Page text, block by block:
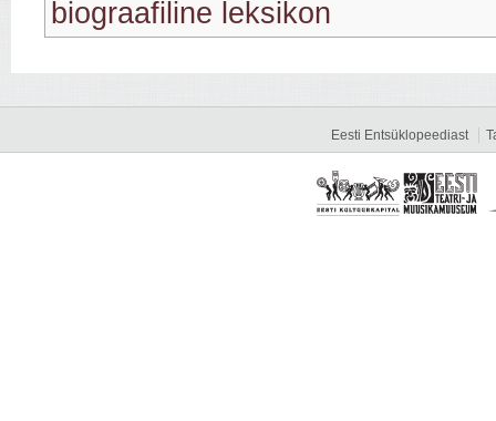
biograafiline leksikon
Eesti Entsüklopeediast